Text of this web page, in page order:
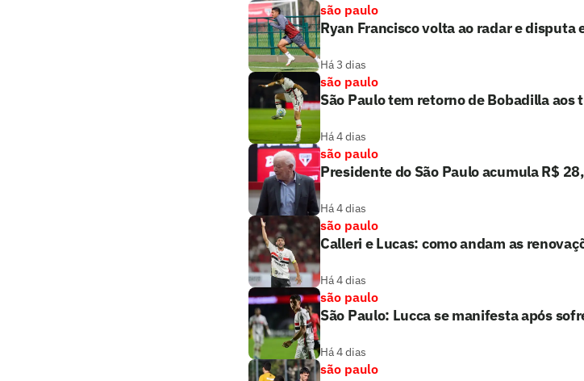
são paulo
Ryan Francisco volta ao radar e disputa
Há 3 dias
são paulo
São Paulo tem retorno de Bobadilla aos
Há 4 dias
são paulo
Presidente do São Paulo acumula R$
Há 4 dias
são paulo
Calleri e Lucas: como andam as
Há 4 dias
são paulo
São Paulo: Lucca se manifesta após
Há 4 dias
são paulo